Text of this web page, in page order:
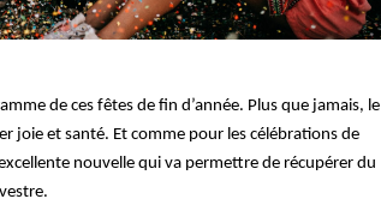
de ces fêtes de fin d’année. Plus que jamais, le
joie et santé. Et comme pour les célébrations de
nouvelle qui va permettre de récupérer du